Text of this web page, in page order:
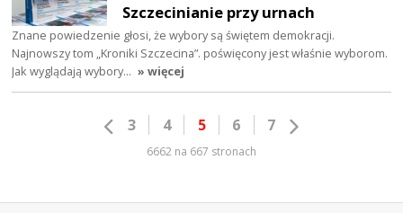
Szczecinianie przy urnach
Znane powiedzenie głosi, że wybory są świętem demokracji.
Najnowszy tom „Kroniki Szczecina”. poświęcony jest właśnie wyborom.
Jak wyglądają wybory… » więcej
3 4 5 6 7
6662 na 667 stronach